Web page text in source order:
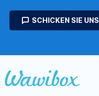
SCHICKEN SIE